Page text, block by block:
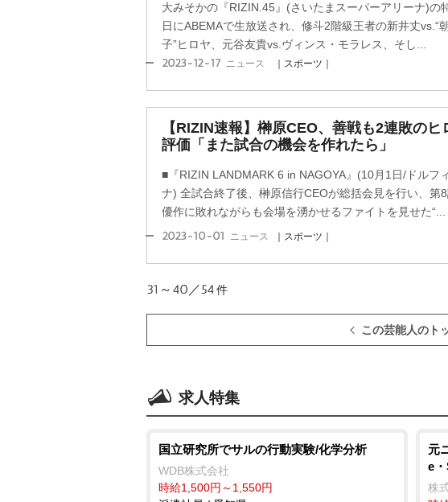
大みそかの『RIZIN.45』(さいたまスーパーアリーナ)の
日にABEMAで生放送され、修斗2階級王者の新井丈vs.“
子”ヒロヤ、元谷友貴vs.ヴィンス・モラレス、そし...
2023-12-17 ニュース ｜スポーツ｜
【RIZIN速報】榊原CEO、善戦も2連敗のヒ
評価「また試合の機会を作れたら」
■『RIZIN LANDMARK 6 in NAGOYA』(10月1日/ドルフ
ナ) 全試合終了後、榊原信行CEOが総括会見を行い、第
優作に敗れながらも会場を湧かせるファイトを見せた“...
2023-10-01 ニュース ｜スポーツ｜
31～40／54件
この芸能人のト
求人特集
国立研究所でサルの行動実験/化学分析
WDB株式会社
時給1,500円～1,550円
元
e
株